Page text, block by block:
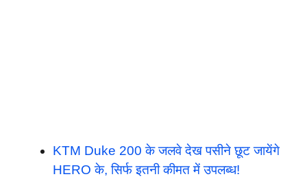
KTM Duke 200 के जलवे देख पसीने छूट जायेंगे
HERO के, सिर्फ इतनी कीमत में उपलब्ध!